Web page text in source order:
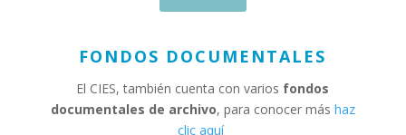
FONDOS DOCUMENTALES
El CIES, también cuenta con varios fondos
documentales de archivo, para conocer más haz
clic aquí